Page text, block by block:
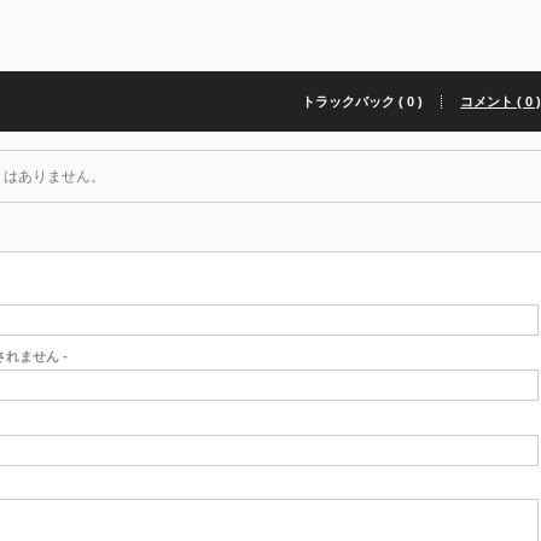
トラックバック ( 0 ) コメント ( 0 )
ありません。
れません -